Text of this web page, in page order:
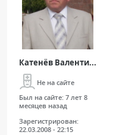
Катенёв Валенти...
Не на сайте
Был на сайте: 7 лет 8
месяцев назад
Зарегистрирован:
22.03.2008 - 22:15